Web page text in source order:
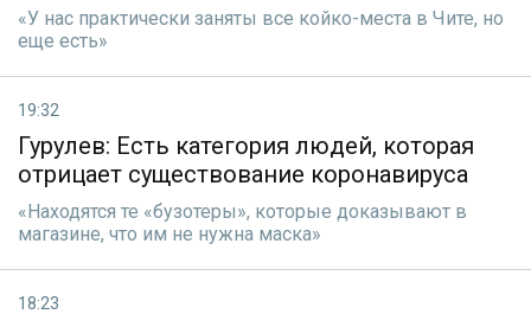
«У нас практически заняты все койко-места в Чите, но
еще есть»
19:32
Гурулев: Есть категория людей, которая
отрицает существование коронавируса
«Находятся те «бузотеры», которые доказывают в
магазине, что им не нужна маска»
18:23